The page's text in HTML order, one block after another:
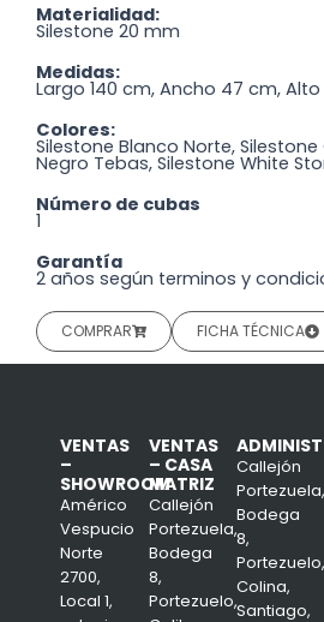
Materialidad:
Silestone 20 mm
Medidas:
Largo 140 cm, Ancho 47 cm,
Colores:
Silestone Blanco Norte, Silestone
Negro Tebas, Silestone White
Número de cubas
1
Garantía
2 años según terminos y
COMPRAR FICHA TÉCNICA
VENTAS
–
SHOWROOM
Américo
Vespucio
Norte
2700,
Local 1,
VENTAS
– CASA
MATRIZ
Callejón
Portezuela,
Bodega
8,
Portezuelo,
Callejón
Bodega
8,
Colina,
Santiago,